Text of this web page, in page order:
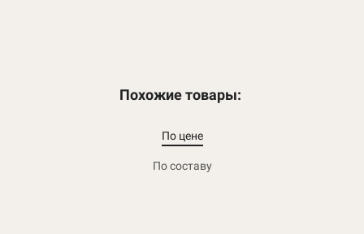
Похожие товары:
По цене
По составу